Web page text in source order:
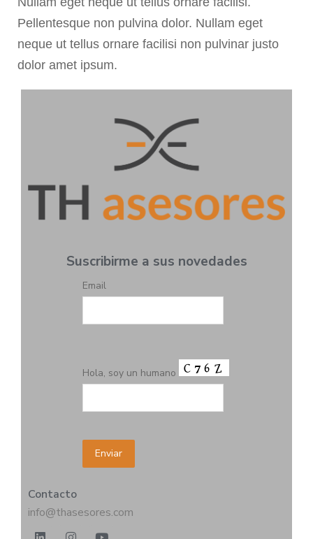
Pellentesque non pulvina dolor. Nullam eget
neque ut tellus ornare facilisi non pulvinar justo
dolor amet ipsum.
Suscribirme a sus novedades
Email
Hola, soy un humano
Contacto
info@thasesores.com